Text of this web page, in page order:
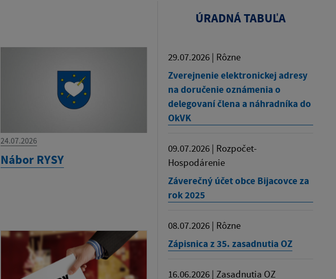
24.07.2026
Nábor RYSY
ÚRADNÁ TABUĽA
29.07.2026 | Rôzne
Zverejnenie elektronickej adresy
na doručenie oznámenia o
delegovaní člena a náhradníka do
OkVK
09.07.2026 | Rozpočet-
Hospodárenie
Záverečný účet obce Bijacovce za
rok 2025
08.07.2026 | Rôzne
Zápisnica z 35. zasadnutia OZ
16.06.2026 | Zasadnutia OZ